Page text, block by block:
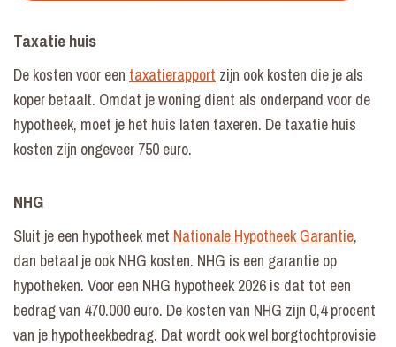
Taxatie huis
De kosten voor een taxatierapport zijn ook kosten die je als
koper betaalt. Omdat je woning dient als onderpand voor de
hypotheek, moet je het huis laten taxeren. De taxatie huis
kosten zijn ongeveer 750 euro.
NHG
Sluit je een hypotheek met Nationale Hypotheek Garantie,
dan betaal je ook NHG kosten. NHG is een garantie op
hypotheken. Voor een NHG hypotheek 2026 is dat tot een
bedrag van 470.000 euro. De kosten van NHG zijn 0,4 procent
van je hypotheekbedrag. Dat wordt ook wel borgtochtprovisie